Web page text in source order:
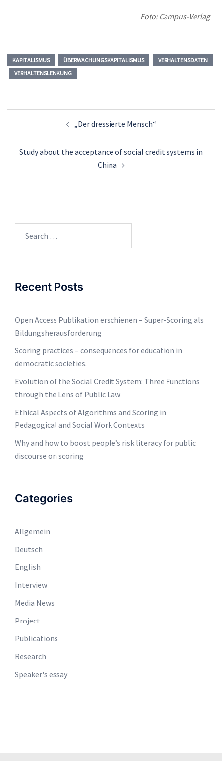
Foto: Campus-Verlag
KAPITALISMUS ÜBERWACHUNGSKAPITALISMUS
VERHALTENSDATEN
VERHALTENSLENKUNG
„Der dressierte Mensch“
Study about the acceptance of social credit systems in
China
Recent Posts
Open Access Publikation erschienen – Super-Scoring als
Bildungsherausforderung
Scoring practices – consequences for education in
democratic societies.
Evolution of the Social Credit System: Three Functions
through the Lens of Public Law
Ethical Aspects of Algorithms and Scoring in
Pedagogical and Social Work Contexts
Why and how to boost people’s risk literacy for public
discourse on scoring
Categories
Allgemein
Deutsch
English
Interview
Media News
Project
Publications
Research
Speaker's essay